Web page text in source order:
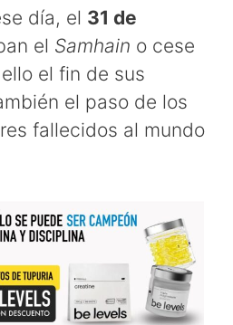
día, el 31 de
el Samhain o cese
el fin de sus
el paso de los
fallecidos al mundo